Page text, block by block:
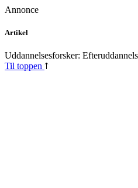
Annonce
Skip
content
Artikel
Uddannelsesforsker:
Til toppen